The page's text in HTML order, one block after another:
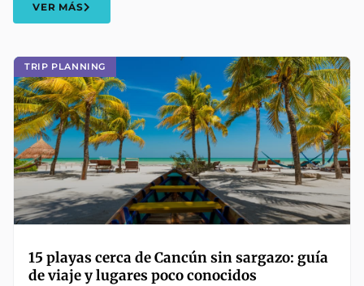
TRIP PLANNING
15 playas cerca de Cancún sin sargazo: guía
de viaje y lugares poco conocidos
VER MÁS